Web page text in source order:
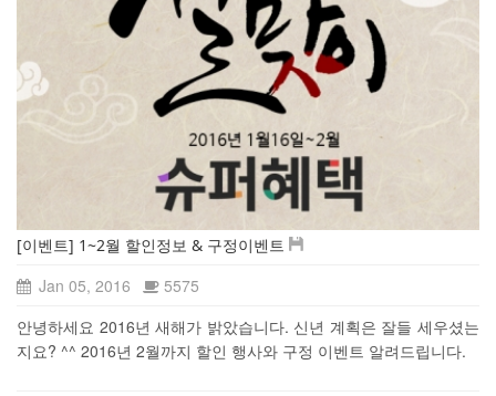
[이벤트] 1~2월 할인정보 & 구정이벤트
Jan 05, 2016
5575
안녕하세요 2016년 새해가 밝았습니다. 신년 계획은 잘들 세우셨는
지요? ^^ 2016년 2월까지 할인 행사와 구정 이벤트 알려드립니다.